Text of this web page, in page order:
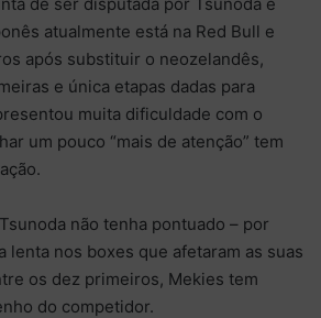
atualmente está na Red Bull e
após substituir o neozelandês,
e única etapas dadas para
muita dificuldade com o
um pouco “mais de atenção” tem
não tenha pontuado – por
lenta nos boxes que afetaram as suas
os dez primeiros, Mekies tem
do competidor.